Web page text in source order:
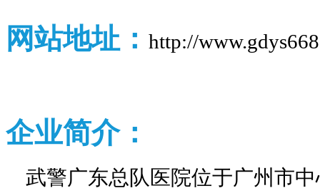
网站地址： http://
企业简介：
武警广东总队医院位于广州市